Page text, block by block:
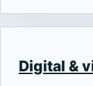
Digital &